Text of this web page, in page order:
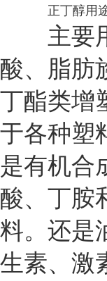
正丁醇用
主要
酸、脂肪
丁酯类增
于各种塑
是有机合
酸、丁胺
料。还是
生素、激